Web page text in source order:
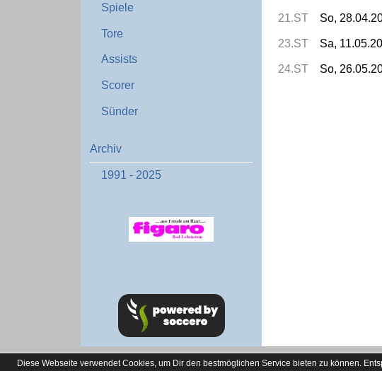
Spiele
Tore
Assists
Scorer
Sünder
Archiv
1991 - 2025
21.ST So,
23.ST Sa,
24.ST So,
soccero.de
Diese Webseite verwendet Cookies, um Dir den bestmöglichen Service bieten zu können.